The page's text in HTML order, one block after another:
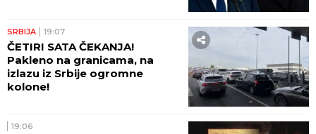
SRBIJA 19:07
ČETIRI SATA ČEKANJA!
Pakleno na granicama, na
izlazu iz Srbije ogromne
kolone!
19:06